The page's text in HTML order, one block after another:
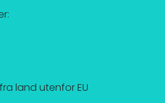
land utenfor EU